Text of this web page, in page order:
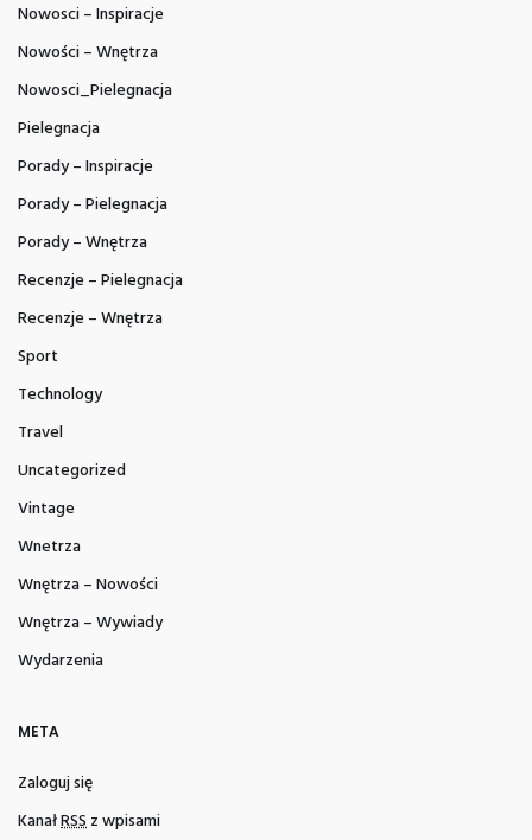
Nowosci – Inspiracje
Nowości – Wnętrza
Nowosci_Pielegnacja
Pielegnacja
Porady – Inspiracje
Porady – Pielegnacja
Porady – Wnętrza
Recenzje – Pielegnacja
Recenzje – Wnętrza
Sport
Technology
Travel
Uncategorized
Vintage
Wnetrza
Wnętrza – Nowości
Wnętrza – Wywiady
Wydarzenia
META
Zaloguj się
KanałRSSz wpisami